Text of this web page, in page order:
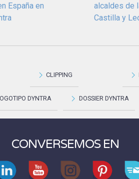
CLIPPING
DYNTRA DOSSIER DYNTRA
España en
alcaldes de
Castilla y
CONVERSEMOS EN